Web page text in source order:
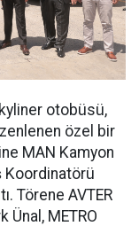
otobüsü,
özel bir
MAN Kamyon
Koordinatörü
Törene AVTER
Ünal, METRO